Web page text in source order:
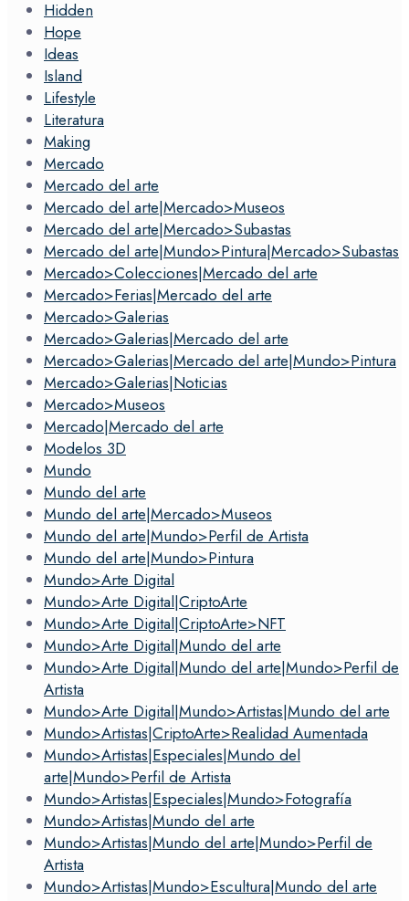
Hidden
Hope
Ideas
Island
Lifestyle
Literatura
Making
Mercado
Mercado del arte
Mercado del arte|Mercado>Museos
Mercado del arte|Mercado>Subastas
Mercado del arte|Mundo>Pintura|Mercado>Subastas
Mercado>Colecciones|Mercado del arte
Mercado>Ferias|Mercado del arte
Mercado>Galerias
Mercado>Galerias|Mercado del arte
Mercado>Galerias|Mercado del arte|Mundo>Pintura
Mercado>Galerias|Noticias
Mercado>Museos
Mercado|Mercado del arte
Modelos 3D
Mundo
Mundo del arte
Mundo del arte|Mercado>Museos
Mundo del arte|Mundo>Perfil de Artista
Mundo del arte|Mundo>Pintura
Mundo>Arte Digital
Mundo>Arte Digital|CriptoArte
Mundo>Arte Digital|CriptoArte>NFT
Mundo>Arte Digital|Mundo del arte
Mundo>Arte Digital|Mundo del arte|Mundo>Perfil de
Artista
Mundo>Arte Digital|Mundo>Artistas|Mundo del arte
Mundo>Artistas|CriptoArte>Realidad Aumentada
Mundo>Artistas|Especiales|Mundo del
arte|Mundo>Perfil de Artista
Mundo>Artistas|Especiales|Mundo>Fotografía
Mundo>Artistas|Mundo del arte
Mundo>Artistas|Mundo del arte|Mundo>Perfil de
Artista
Mundo>Artistas|Mundo>Escultura|Mundo del arte